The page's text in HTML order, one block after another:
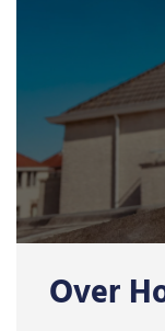
Over